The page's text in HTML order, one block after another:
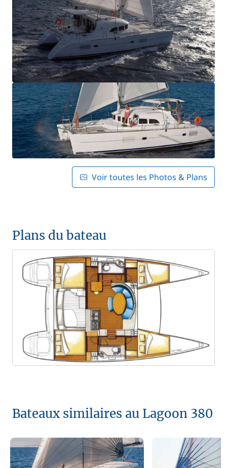
Voir toutes les Photos & Plans
Plans du bateau
Bateaux similaires au Lagoon 380